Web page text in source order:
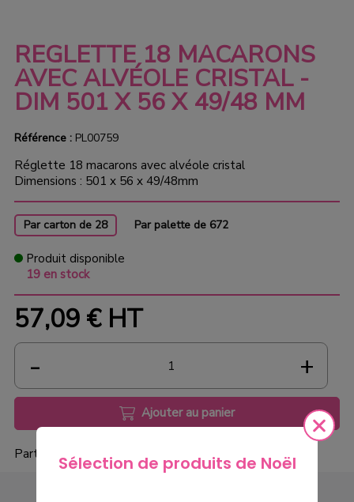
Sélection de produits de Noël
REGLETTE 18 MACARONS
AVEC ALVÉOLE CRISTAL -
DIM 501 X 56 X 49/48 MM
Référence :PL00759
Réglette 18 macarons avec alvéole cristal
Dimensions : 501 x 56 x 49/48mm
Par carton de 28 Par palette de 672
Produit disponible
19 en stock
57,09 € HT
Ajouter au panier
Partager